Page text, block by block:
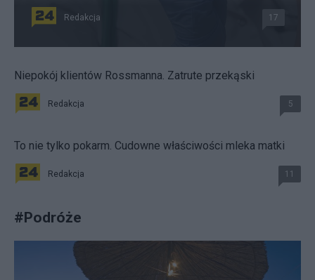
Redakcja 17
Niepokój klientów Rossmanna. Zatrute przekąski
Redakcja 5
To nie tylko pokarm. Cudowne właściwości mleka matki
Redakcja 11
#Podróże